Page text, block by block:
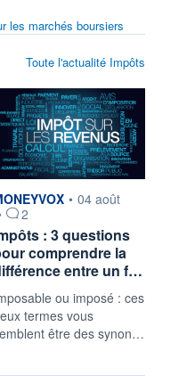
les marchés boursiers
fournie par
• 04 août
2
: 3 questions
comprendre la
entre un f…
ou imposé : ces
termes vous
être des synon…
Toute l'actualité Impôts